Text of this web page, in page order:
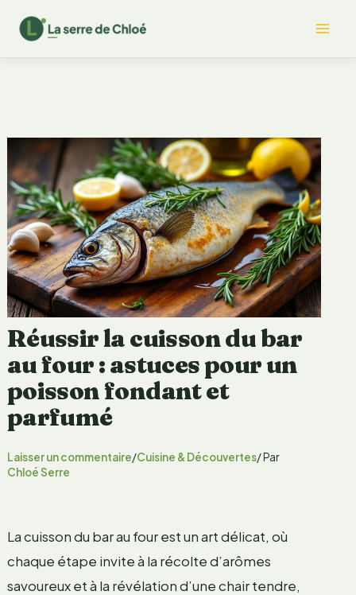
contenu
Réussir la cuisson du bar
au four : astuces pour un
poisson fondant et
parfumé
Laisser un commentaire/Cuisine & Découvertes/ Par
Chloé Serre
La cuisson du bar au four est un art délicat, où
chaque étape invite à la récolte d’arômes
savoureux et à la révélation d’une chair tendre,